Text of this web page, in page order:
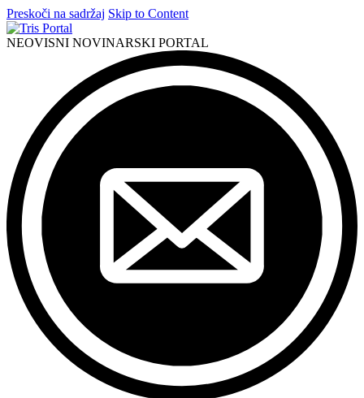
Preskoči na sadržaj Skip to Content
NEOVISNI NOVINARSKI PORTAL